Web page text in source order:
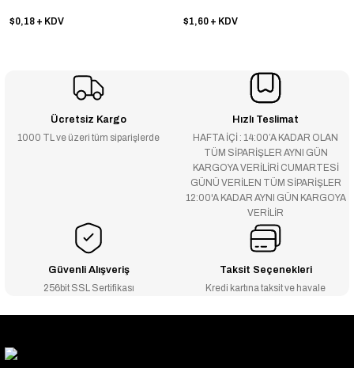
$0,18 + KDV $1,60 + KDV
Ücretsiz Kargo
1000 TL ve üzeri tüm siparişlerde
Hızlı Teslimat
HAFTA İÇİ : 14:00’A KADAR OLAN
TÜM SİPARİŞLER AYNI GÜN
KARGOYA VERİLİRİ CUMARTESİ
GÜNÜ VERİLEN TÜM SİPARİŞLER
12:00'A KADAR AYNI GÜN KARGOYA
VERİLİR
Güvenli Alışveriş
256bit SSL Sertifikası
Taksit Seçenekleri
Kredi kartına taksit ve havale